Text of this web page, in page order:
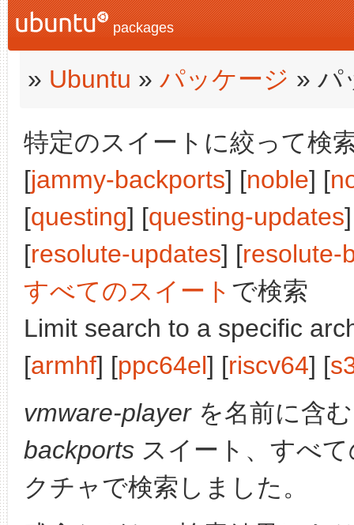
packages
» Ubuntu » パッケージ » パ
特定のスイートに絞って検
[jammy-backports] [noble] [
[questing] [questing-updates
[resolute-updates] [resolute-
すべてのスイート で検索
Limit search to a specific
[armhf] [ppc64el] [riscv64] [
vmware-playerを名前に含
backports スイート、すべ
クチャで検索しました。